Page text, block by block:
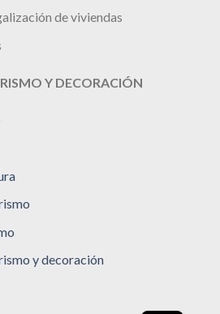
de viviendas
Y DECORACIÓN
y decoración